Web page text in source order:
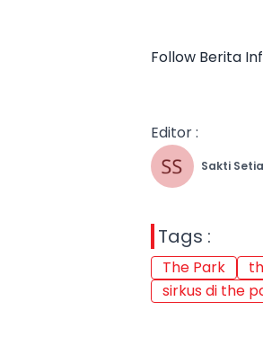
Follow Berita
Editor :
Sakti
Tags :
The Park
sirkus di the